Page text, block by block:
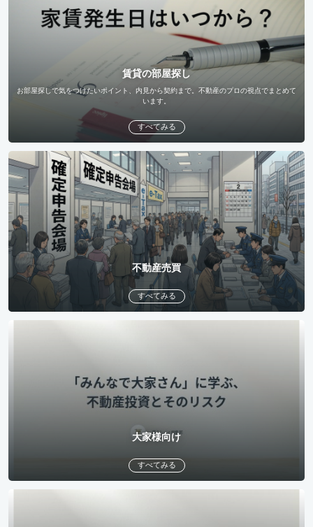
賃貸の部屋探し
お部屋探しで気をつけたいポイント、内見から契約まで。不動産のプロの視点でまとめて
います。
すべてみる
不動産売買
すべてみる
大家様向け
すべてみる